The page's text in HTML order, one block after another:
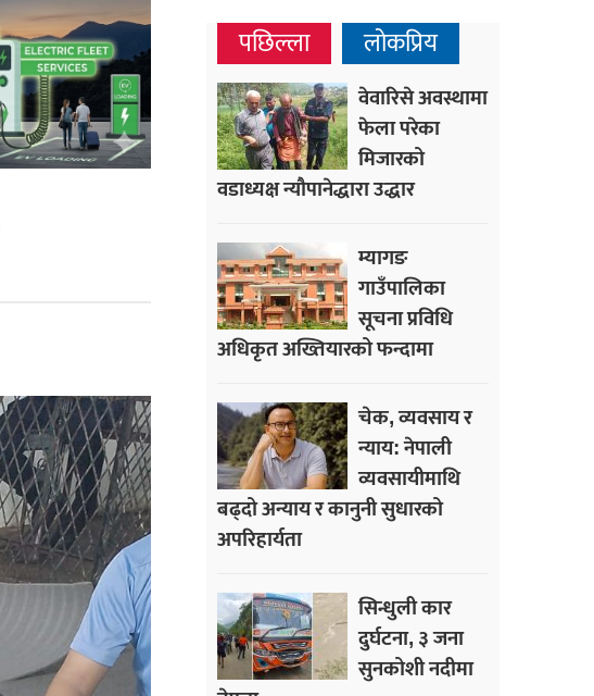
पछिल्ला लोकप्रिय
वेवारिसे अवस्थामा
फेला परेका
मिजारको
वडाध्यक्ष न्यौपानेद्धारा उद्धार
म्यागङ
गाउँपालिका
सूचना प्रविधि
अधिकृत अख्तियारको फन्दामा
चेक, व्यवसाय र
न्याय: नेपाली
व्यवसायीमाथि
बढ्दो अन्याय र कानुनी सुधारको
अपरिहार्यता
सिन्धुली कार
दुर्घटना, ३ जना
सुनकोशी नदीमा